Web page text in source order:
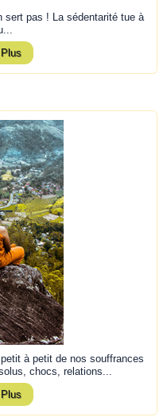
sert pas ! La sédentarité tue à
à petit de nos souffrances
chocs, relations...